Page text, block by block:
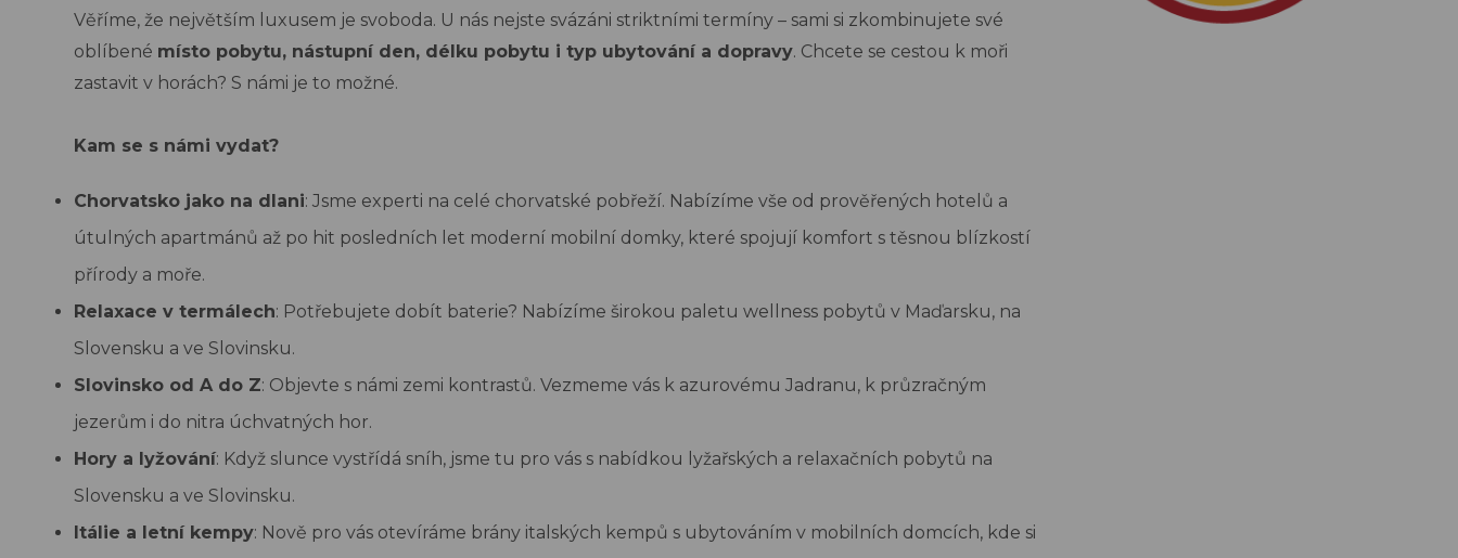
Věříme, že největším luxusem je svoboda. U nás nejste svázáni striktními termíny – sami si zkombinujete své
oblíbené místo pobytu, nástupní den, délku pobytu i typ ubytování a dopravy. Chcete se cestou k moři
zastavit v horách? S námi je to možné.
Kam se s námi vydat?
Chorvatsko jako na dlani: Jsme experti na celé chorvatské pobřeží. Nabízíme vše od prověřených hotelů a
útulných apartmánů až po hit posledních let moderní mobilní domky, které spojují komfort s těsnou blízkostí
přírody a moře.
Relaxace v termálech: Potřebujete dobít baterie? Nabízíme širokou paletu wellness pobytů v Maďarsku, na
Slovensku a ve Slovinsku.
Slovinsko od A do Z: Objevte s námi zemi kontrastů. Vezmeme vás k azurovému Jadranu, k průzračným
jezerům i do nitra úchvatných hor.
Hory a lyžování: Když slunce vystřídá sníh, jsme tu pro vás s nabídkou lyžařských a relaxačních pobytů na
Slovensku a ve Slovinsku.
Itálie a letní kempy: Nově pro vás otevíráme brány italských kempů s ubytováním v mobilních domcích, kde si